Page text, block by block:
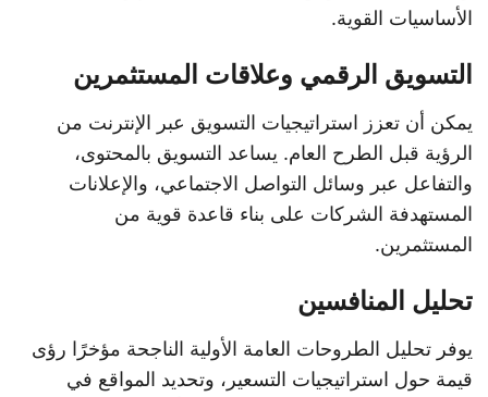
الأساسيات القوية.
التسويق الرقمي وعلاقات المستثمرين
يمكن أن تعزز استراتيجيات التسويق عبر الإنترنت من
الرؤية قبل الطرح العام. يساعد التسويق بالمحتوى،
والتفاعل عبر وسائل التواصل الاجتماعي، والإعلانات
المستهدفة الشركات على بناء قاعدة قوية من
المستثمرين.
تحليل المنافسين
يوفر تحليل الطروحات العامة الأولية الناجحة مؤخرًا رؤى
قيمة حول استراتيجيات التسعير، وتحديد المواقع في